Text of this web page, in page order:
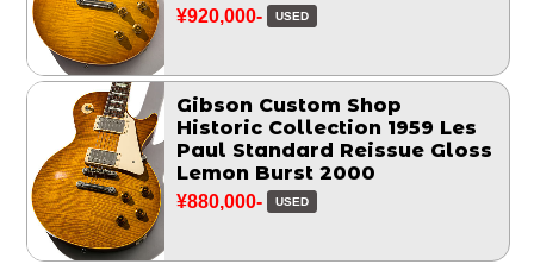
¥920,000- USED
Gibson Custom Shop
Historic Collection 1959 Les
Paul Standard Reissue Gloss
Lemon Burst 2000
¥880,000- USED